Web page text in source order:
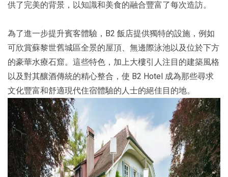
供了完美的背景，以知識和美食的融合豐富了每次造訪。
為了進一步提升賓客體驗，B2 飯店提供獨特的設施，例如
可欣賞蘇黎世舊城區全景的屋頂、無邊際泳池以及位於下方
的豪華水療石窟。這些特色，加上大樓引人注目的建築風格
以及對其釀酒傳統的精心整合，使 B2 Hotel 成為那些尋求
文化豐富和舒適現代住宿體驗的人士的絕佳目的地。